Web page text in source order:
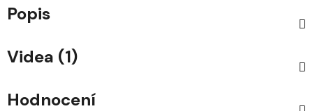
Popis
Videa (1)
Hodnocení